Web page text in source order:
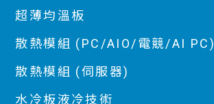
超薄均溫板
散熱模組 (PC/AIO/電競/AI PC)
散熱模組 (伺服器)
水冷板液冷技術